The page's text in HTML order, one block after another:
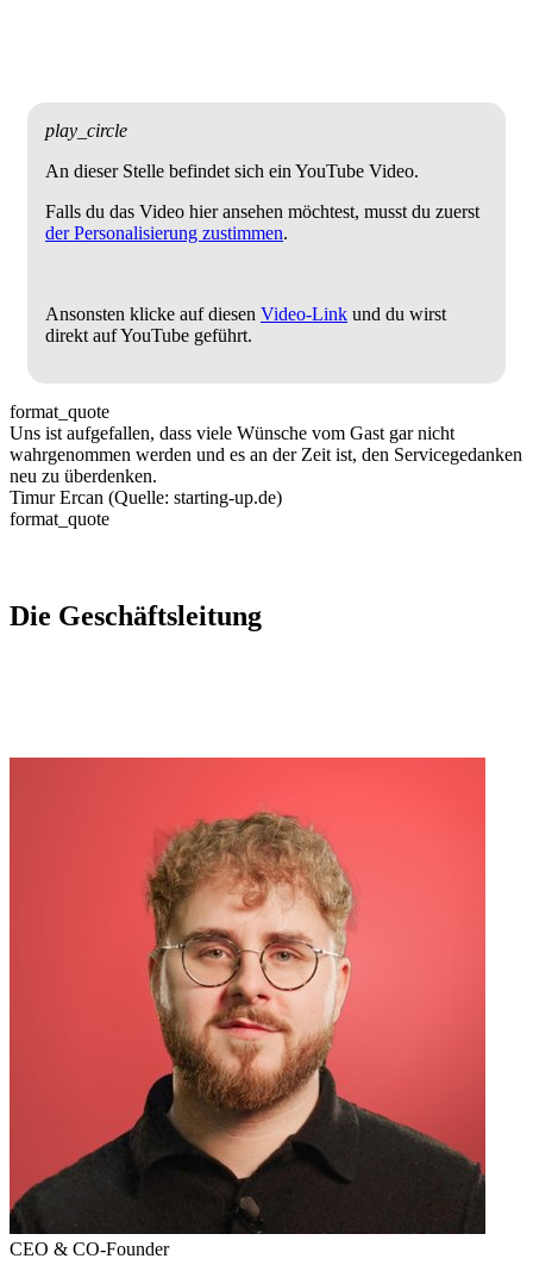
play_circle
An dieser Stelle befindet sich ein YouTube Video.
Falls du das Video hier ansehen möchtest, musst du zuerst
der Personalisierung zustimmen.
Ansonsten klicke auf diesen Video-Link und du wirst
direkt auf YouTube geführt.
format_quote
Uns ist aufgefallen, dass viele Wünsche vom Gast gar nicht
wahrgenommen werden und es an der Zeit ist, den Servicegedanken
neu zu überdenken.
Timur Ercan (Quelle: starting-up.de)
format_quote
Die Geschäftsleitung
CEO & CO-Founder